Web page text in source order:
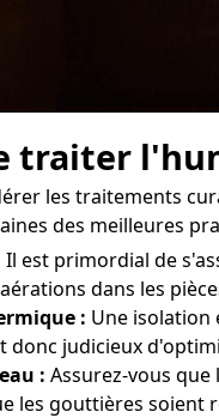
traiter
les traitements
des meilleures
Il est primordial de
dans les
: Une isolation
donc judicieux
: Assurez-vous
les gouttières soient